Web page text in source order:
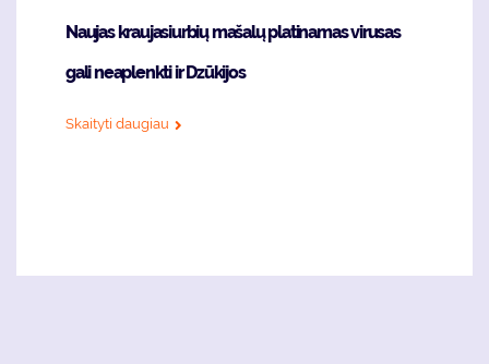
Naujas kraujasiurbių mašalų platinamas virusas
gali neaplenkti ir Dzūkijos
Skaityti daugiau